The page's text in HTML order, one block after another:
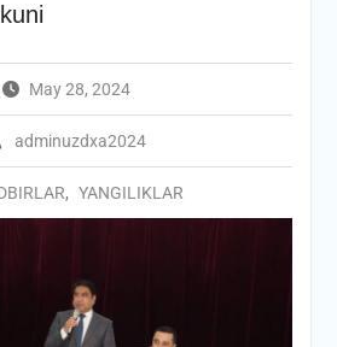
May 28, 2024
adminuzdxa2024
, YANGILIKLAR